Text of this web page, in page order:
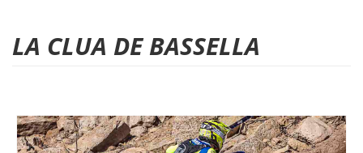
LA CLUA DE BASSELLA